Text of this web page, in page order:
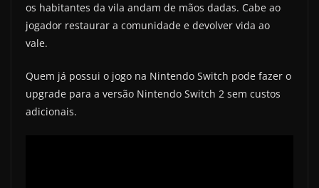
os habitantes da vila andam de mãos dadas. Cabe ao
jogador restaurar a comunidade e devolver vida ao
vale.
Quem já possui o jogo na Nintendo Switch pode fazer o
upgrade para a versão Nintendo Switch 2 sem custos
adicionais.